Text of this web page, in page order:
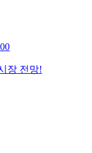
장 전망!